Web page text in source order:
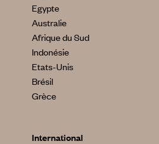
Egypte
Australie
Afrique du Sud
Indonésie
Etats-Unis
Brésil
Grèce
International